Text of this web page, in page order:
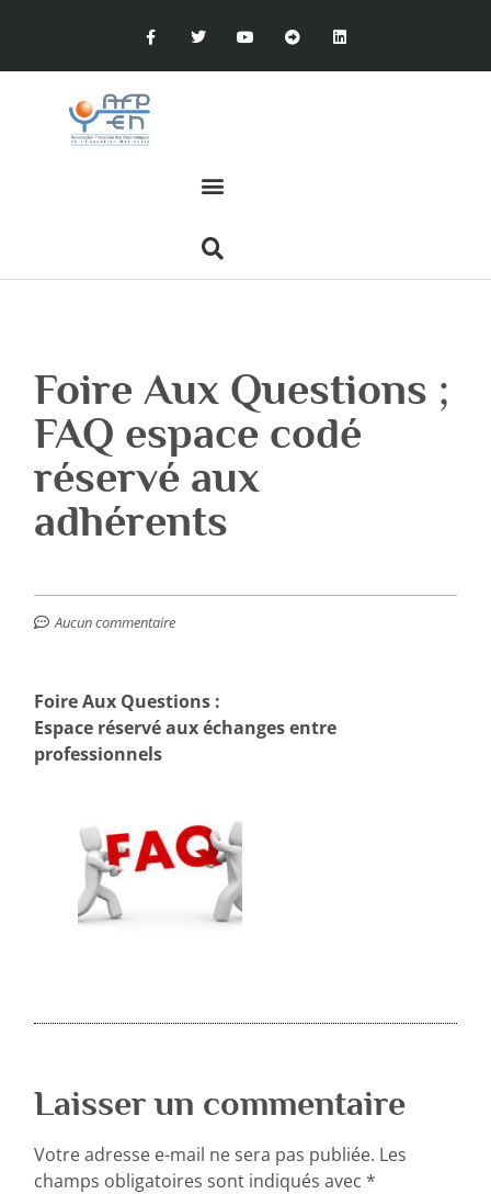
Foire Aux Questions ;
FAQ espace codé
réservé aux
adhérents
Aucun commentaire
Foire Aux Questions :
Espace réservé aux échanges entre
professionnels
Laisser un commentaire
Votre adresse e-mail ne sera pas publiée. Les
champs obligatoires sont indiqués avec*